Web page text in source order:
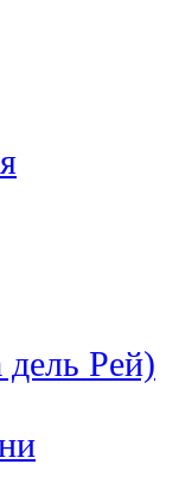
дель Рей)